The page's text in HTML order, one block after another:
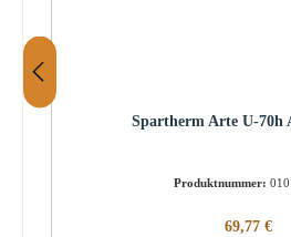
Spartherm Arte U-70h
Produktnummer:
Regulärer
69,77 €